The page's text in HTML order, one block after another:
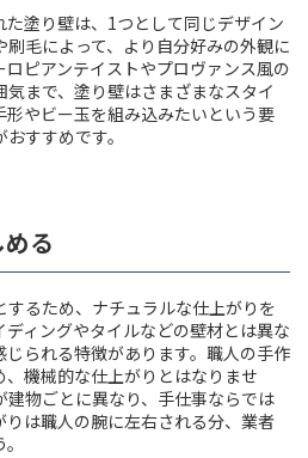
塗り壁は、1つとして同じデザイン
毛によって、より自分好みの外観に
ピアンテイストやプロヴァンス風の
まで、塗り壁はさまざまなスタイ
やビー玉を組み込みたいという要
すすめです。
る
るため、ナチュラルな仕上がりを
ィングやタイルなどの壁材とは異な
じられる特徴があります。職人の手作
機械的な仕上がりとはなりませ
物ごとに異なり、手仕事ならでは
は職人の腕に左右される分、業者